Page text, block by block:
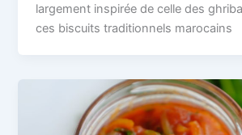
largement inspirée de celle des
ces biscuits traditionnels marocains